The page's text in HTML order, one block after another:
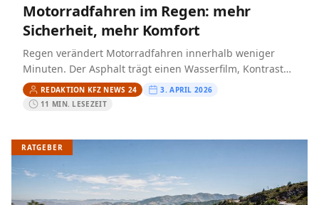
Motorradfahren im Regen: mehr
Sicherheit, mehr Komfort
Regen verändert Motorradfahren innerhalb weniger
Minuten. Der Asphalt trägt einen Wasserfilm, Kontraste
verschwimmen im Visier, Bremswege werden länger und
jede hektische Lenk- oder Gasbewegung kostet…
REDAKTION KFZ NEWS 24
3. APRIL 2026
11 MIN. LESEZEIT
RATGEBER